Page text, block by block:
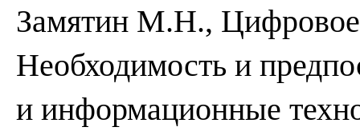
Замятин М.Н., Цифровое
Необходимость и
и информационные